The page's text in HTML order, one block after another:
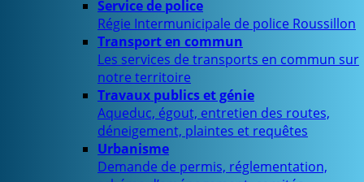
Service de police
Régie Intermunicipale de police Roussillon
Transport en commun
Les services de transports en commun sur
notre territoire
Travaux publics et génie
Aqueduc, égout, entretien des routes,
déneigement, plaintes et requêtes
Urbanisme
Demande de permis, réglementation,